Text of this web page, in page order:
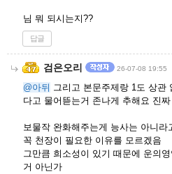
님 뭐 되시는지??
답글
검은오리 26-07-08 19:55
@아뒤 그리고 본문주제랑 1도 상관
다고 물어뜯는거 존나게 추해요 진짜
보물작 완화해주는게 능사는 아니라
꼭 천장이 필요한 이유를 모르겠음
그만큼 희소성이 있기 때문에 운의
거 아닌가